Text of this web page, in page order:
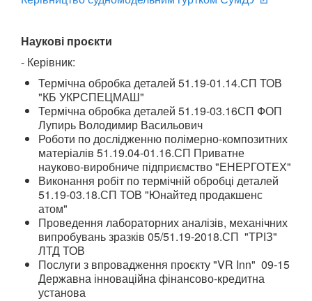
Наукові проєкти
- Керівник:
Термічна обробка деталей 51.19-01.14.СП ТОВ
"КБ УКРСПЕЦМАШ"
Термічна обробка деталей 51.19-03.16СП ФОП
Лупирь Володимир Васильович
Роботи по дослідженню полімерно-композитних
матеріалів 51.19.04-01.16.СП Приватне
науково-виробниче підприємство "ЕНЕРГОТЕХ"
Виконання робіт по термічній обробці деталей
51.19-03.18.СП ТОВ "Юнайтед продакшенс
атом"
Проведення лабораторних аналізів, механічних
випробувань зразків 05/51.19-2018.СП "ТРІЗ"
ЛТД ТОВ
Послуги з впровадження проєкту "VR Inn" 09-15
Державна інноваційна фінансово-кредитна
установа